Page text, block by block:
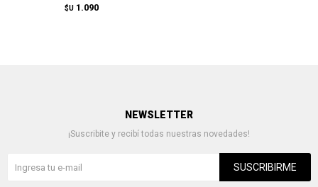
$U 1.090
NEWSLETTER
¡Suscribite y recibí todas nuestras novedades!
SUSCRIBIRME